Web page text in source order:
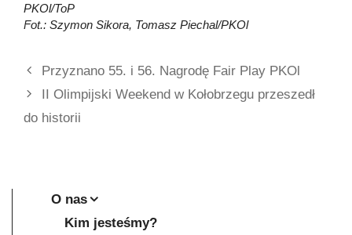
PKOl/ToP
Fot.: Szymon Sikora, Tomasz Piechal/PKOl
Przyznano 55. i 56. Nagrodę Fair Play PKOl
II Olimpijski Weekend w Kołobrzegu przeszedł
do historii
O nas
Kim jesteśmy?